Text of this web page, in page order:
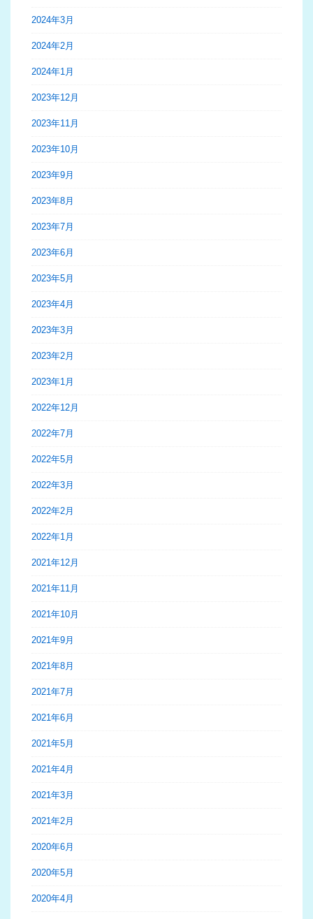
2024年3月
2024年2月
2024年1月
2023年12月
2023年11月
2023年10月
2023年9月
2023年8月
2023年7月
2023年6月
2023年5月
2023年4月
2023年3月
2023年2月
2023年1月
2022年12月
2022年7月
2022年5月
2022年3月
2022年2月
2022年1月
2021年12月
2021年11月
2021年10月
2021年9月
2021年8月
2021年7月
2021年6月
2021年5月
2021年4月
2021年3月
2021年2月
2020年6月
2020年5月
2020年4月